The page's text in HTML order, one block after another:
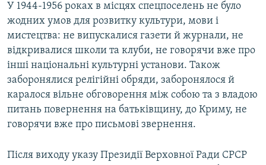
У 1944-1956 роках в місцях спецпоселень не було
жодних умов для розвитку культури, мови і
мистецтва: не випускалися газети й журнали, не
відкривалися школи та клуби, не говорячи вже про
інші національні культурні установи. Також
заборонялися релігійні обряди, заборонялося й
каралося вільне обговорення між собою та з владою
питань повернення на батьківщину, до Криму, не
говорячи вже про письмові звернення.
Після виходу указу Президії Верховної Ради СРСР